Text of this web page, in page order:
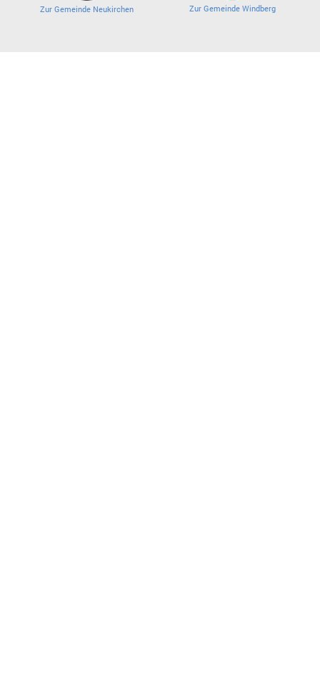
Zur Gemeinde Neukirchen Zur Gemeinde Windberg